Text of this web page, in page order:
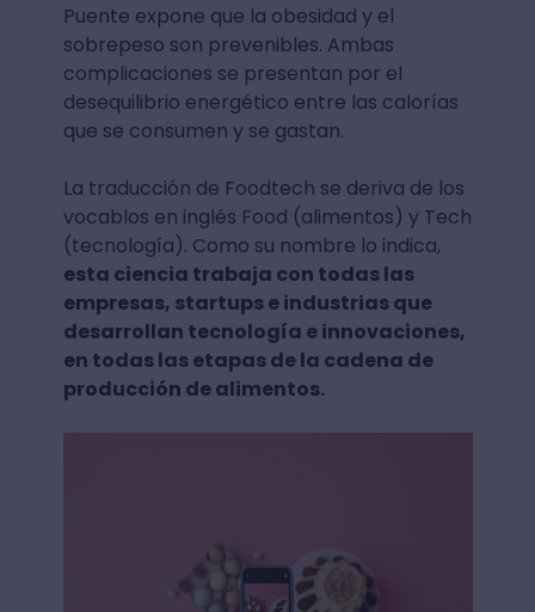
Puente expone que la obesidad y el
sobrepeso son prevenibles. Ambas
complicaciones se presentan por el
desequilibrio energético entre las calorías
que se consumen y se gastan.
La traducción de Foodtech se deriva de los
vocablos en inglés Food (alimentos) y Tech
(tecnología). Como su nombre lo indica,
esta ciencia trabaja con todas las
empresas, startups e industrias que
desarrollan tecnología e innovaciones,
en todas las etapas de la cadena de
producción de alimentos.